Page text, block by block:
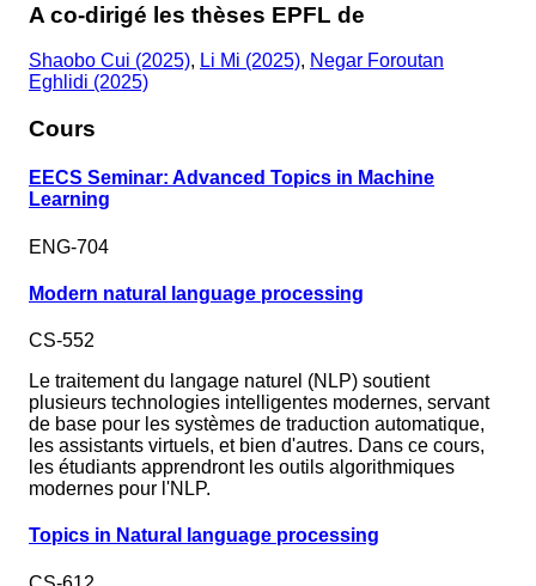
A co-dirigé les thèses EPFL de
Shaobo Cui (2025), Li Mi (2025), Negar Foroutan
Eghlidi (2025)
Cours
EECS Seminar: Advanced Topics in Machine
Learning
ENG-704
Modern natural language processing
CS-552
Le traitement du langage naturel (NLP) soutient
plusieurs technologies intelligentes modernes, servant
de base pour les systèmes de traduction automatique,
les assistants virtuels, et bien d'autres. Dans ce cours,
les étudiants apprendront les outils algorithmiques
modernes pour l'NLP.
Topics in Natural language processing